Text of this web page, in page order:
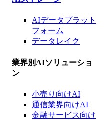
AIデータプラット
フォーム
データレイク
業界別AIソリューショ
ン
小売り向けAI
通信業界向けAI
金融サービス向け